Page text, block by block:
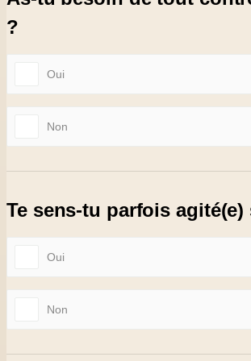
?
Oui
Non
Te sens-tu parfois
Oui
Non